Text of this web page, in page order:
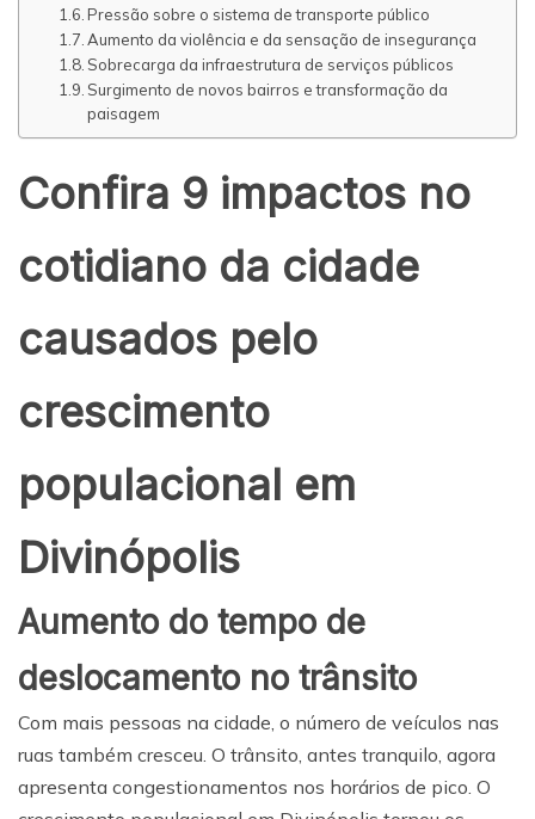
Pressão sobre o sistema de transporte público
Aumento da violência e da sensação de insegurança
Sobrecarga da infraestrutura de serviços públicos
Surgimento de novos bairros e transformação da
paisagem
Confira 9 impactos no
cotidiano da cidade
causados pelo
crescimento
populacional em
Divinópolis
Aumento do tempo de
deslocamento no trânsito
Com mais pessoas na cidade, o número de veículos nas
ruas também cresceu. O trânsito, antes tranquilo, agora
apresenta congestionamentos nos horários de pico. O